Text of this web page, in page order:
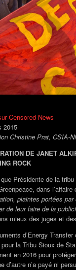
Censored News
2015
Christine Prat, CSIA-
DE JANET
ROCK
Présidente de la
dans
plaintes portées
de leur faire de la
mieux des juges et
d’Energy
la Tribu Sioux de
en 2016 pour
d’autre n’a payé ni